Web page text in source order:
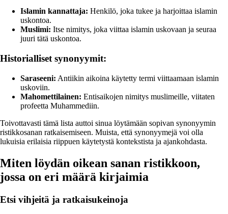
Islamin kannattaja: Henkilö, joka tukee ja harjoittaa islamin
uskontoa.
Muslimi: Itse nimitys, joka viittaa islamin uskovaan ja seuraa
juuri tätä uskontoa.
Historialliset synonyymit:
Saraseeni: Antiikin aikoina käytetty termi viittaamaan islamin
uskoviin.
Mahomettilainen: Entisaikojen nimitys muslimeille, viitaten
profeetta Muhammediin.
Toivottavasti tämä lista auttoi sinua löytämään sopivan synonyymin
ristikkosanan ratkaisemiseen. Muista, että synonyymejä voi olla
lukuisia erilaisia riippuen käytetystä kontekstista ja ajankohdasta.
Miten löydän oikean sanan ristikkoon,
jossa on eri määrä kirjaimia
Etsi vihjeitä ja ratkaisukeinoja